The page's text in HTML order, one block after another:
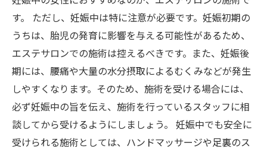
す。 ただし、妊娠中は特に注意が必要です。妊娠初期の
うちは、胎児の発育に影響を与える可能性があるため、
エステサロンでの施術は控えるべきです。また、妊娠後
期には、腰痛や大量の水分摂取によるむくみなどが発生
しやすくなります。そのため、施術を受ける場合には、
必ず妊娠中の旨を伝え、施術を行っているスタッフに相
談してから受けるようにしましょう。 妊娠中でも安全に
受けられる施術としては、ハンドマッサージや足裏のス